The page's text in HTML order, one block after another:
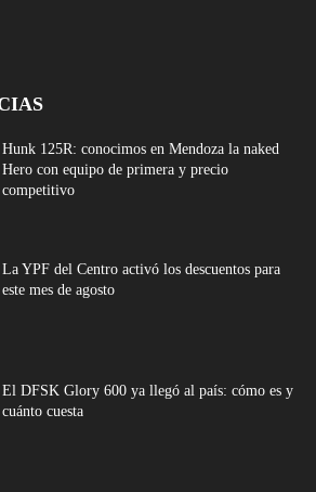
Hunk 125R: conocimos en Mendoza la naked
Hero con equipo de primera y precio
competitivo
La YPF del Centro activó los descuentos para
este mes de agosto
El DFSK Glory 600 ya llegó al país: cómo es y
cuánto cuesta